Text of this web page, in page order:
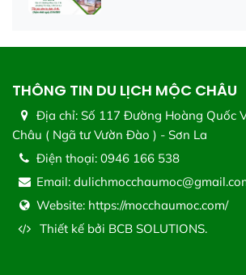
THÔNG TIN DU LỊCH MỘC CHÂU
Địa chỉ: Số 117 Đường Hoàng Quốc
Châu ( Ngã tư Vườn Đào ) - Sơn La
Điện thoại: 0946 166 538
Email:
Website: https://mocchaumoc.com/
Thiết kế bởi BCB SOLUTIONS.